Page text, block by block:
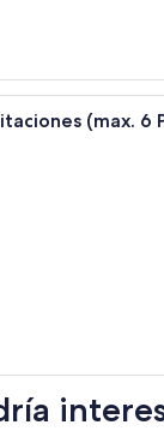
Un
(max. 6